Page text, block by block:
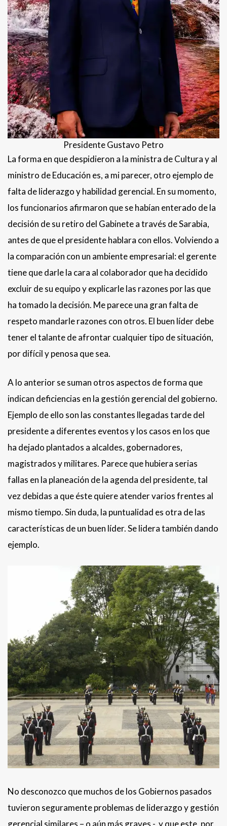
Presidente Gustavo Petro
La forma en que despidieron a la ministra de Cultura y al
ministro de Educación es, a mi parecer, otro ejemplo de
falta de liderazgo y habilidad gerencial. En su momento,
los funcionarios afirmaron que se habían enterado de la
decisión de su retiro del Gabinete a través de Sarabia,
antes de que el presidente hablara con ellos. Volviendo a
la comparación con un ambiente empresarial: el gerente
tiene que darle la cara al colaborador que ha decidido
excluir de su equipo y explicarle las razones por las que
ha tomado la decisión. Me parece una gran falta de
respeto mandarle razones con otros. El buen líder debe
tener el talante de afrontar cualquier tipo de situación,
por difícil y penosa que sea.
A lo anterior se suman otros aspectos de forma que
indican deficiencias en la gestión gerencial del gobierno.
Ejemplo de ello son las constantes llegadas tarde del
presidente a diferentes eventos y los casos en los que
ha dejado plantados a alcaldes, gobernadores,
magistrados y militares. Parece que hubiera serias
fallas en la planeación de la agenda del presidente, tal
vez debidas a que éste quiere atender varios frentes al
mismo tiempo. Sin duda, la puntualidad es otra de las
características de un buen líder. Se lidera también dando
ejemplo.
No desconozco que muchos de los Gobiernos pasados
tuvieron seguramente problemas de liderazgo y gestión
gerencial similares – o aún más graves -, y que este, por